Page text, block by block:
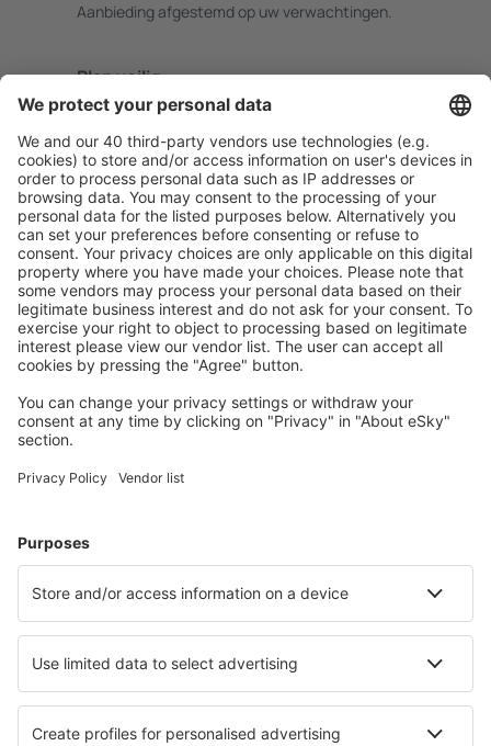
Aanbieding afgestemd op uw verwachtingen.
Plan veilig
Zorgeloos boeken met gratiss annuleringsopties.
Bespaar meer
Reisaanbiedingen en speciale aanbiedingen voor
geregistreerde gebruikers.
Accommodaties die u bevallen
Kies uit meer dan 1,3 miljoen accommodaties: hotels,
jeugdherbergen, appartementen en meer.
Meest gezochte accommodatie door eSky-
gebruikers
Accommodatie in Spanje - Populaire steden
Verblijf in Mijas Verblijf in Barcelona Verblijf in Esquinzo
Verblijf in Benitachell
Beste accommodatie - steden